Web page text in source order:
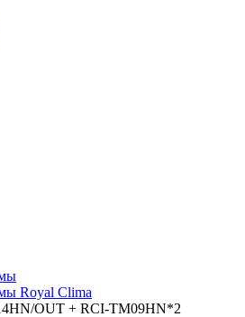
Royal Clima
OUT + RCI-TM09HN*2